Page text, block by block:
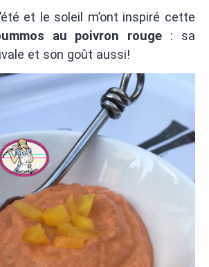
et le soleil m’ont inspiré cette
au poivron rouge : sa
et son goût aussi!